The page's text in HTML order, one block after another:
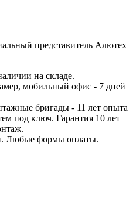
представитель Алютех
на складе.
мобильный офис - 7 дней
бригады - 11 лет опыта
под ключ. Гарантия 10 лет
Любые формы оплаты.